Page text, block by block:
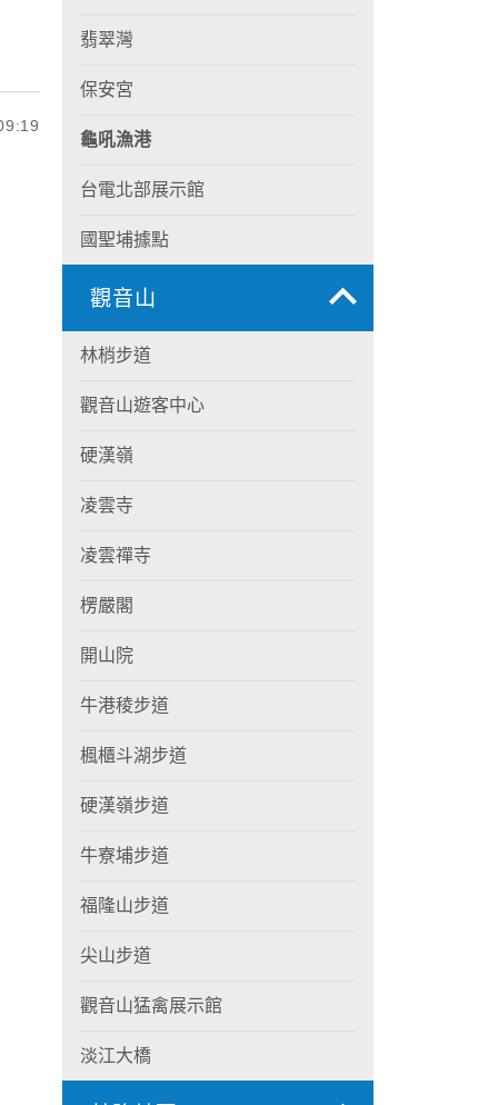
翡翠灣
保安宮
龜吼漁港
台電北部展示館
國聖埔據點
觀音山
林梢步道
觀音山遊客中心
硬漢嶺
凌雲寺
凌雲禪寺
楞嚴閣
開山院
牛港稜步道
楓櫃斗湖步道
硬漢嶺步道
牛寮埔步道
福隆山步道
尖山步道
觀音山猛禽展示館
淡江大橋